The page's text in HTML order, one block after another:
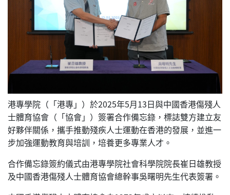
港專學院（「港專」）於2025年5月13日與中國香港傷殘人
士體育協會（「協會」）簽署合作備忘錄，標誌雙方建立友
好夥伴關係，攜手推動殘疾人士運動在香港的發展，並進一
步加強運動教育與培訓，培養更多專業人才。
合作備忘錄簽約儀式由港專學院社會科學院院長崔日雄教授
及中國香港傷殘人士體育協會總幹事吳曙明先生代表簽署。